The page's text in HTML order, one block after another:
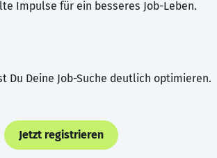
Impulse für ein besseres Job-Leben.
Du Deine Job-Suche deutlich optimieren.
Jetzt registrieren